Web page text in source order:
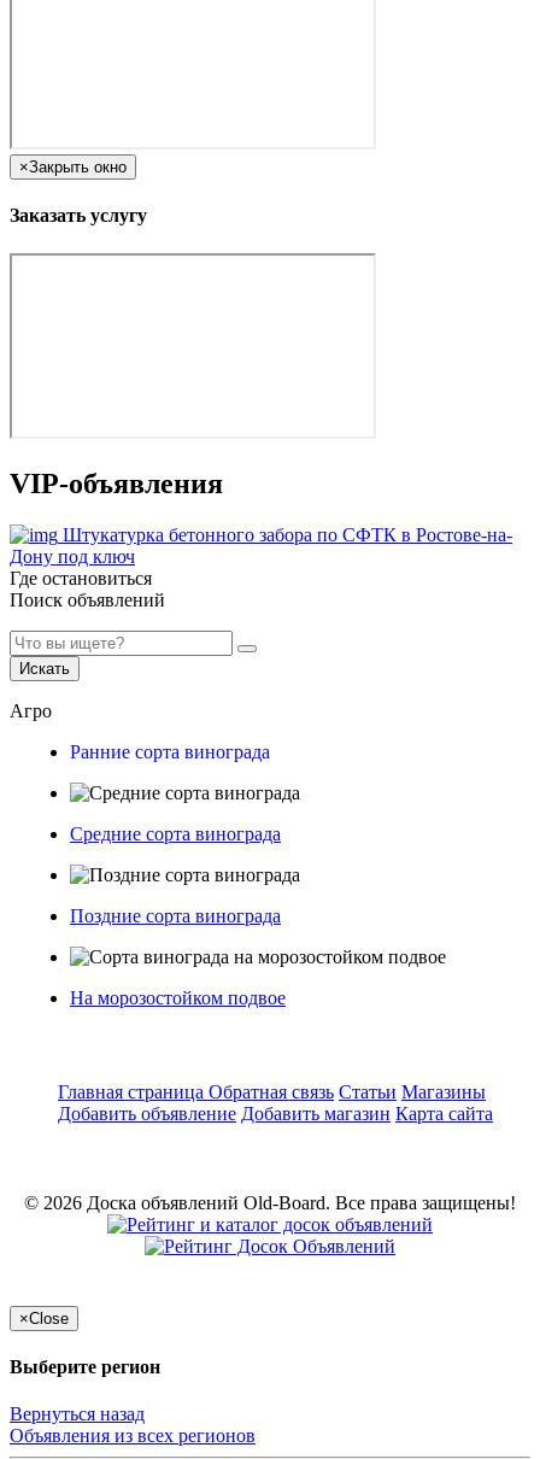
×Закрыть окно
Заказать услугу
VIP-объявления
Штукатурка бетонного забора по СФТК в Ростове-на-
Дону под ключ
Где остановиться
Поиск объявлений
Искать
Агро
Ранние сорта винограда
Средние сорта винограда
Поздние сорта винограда
На морозостойком подвое
Главная страница Обратная связь Статьи Магазины
Добавить объявление Добавить магазин Карта сайта
© 2026 Доска объявлений Old-Board. Все права защищены!
×Close
Выберите регион
Вернуться назад
Объявления из всех регионов